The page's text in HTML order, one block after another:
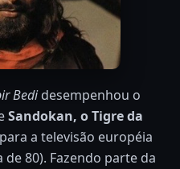
Bedidesempenhou o
Sandokan, o Tigre da
a televisão européia
80). Fazendo parte da